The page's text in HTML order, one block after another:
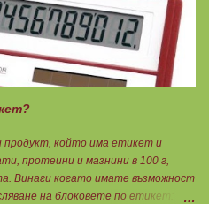
продукт, който има етикет и
протеини и мазнини в 100 г,
Винаги когато имате възможност
на блоковете по етикет: